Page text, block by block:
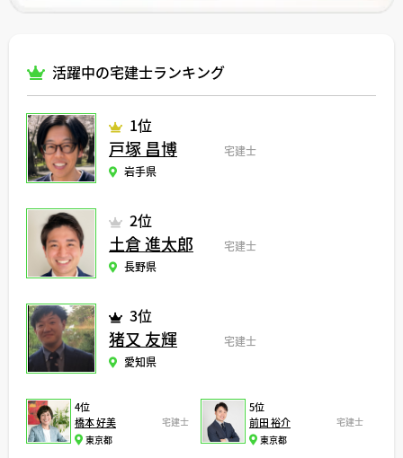
活躍中の宅建士ランキング
1位
戸塚 昌博
宅建士
岩手県
2位
土倉 進太郎
宅建士
長野県
3位
猪又 友輝
宅建士
愛知県
4位
橋本 好美
宅建士
東京都
5位
前田 裕介
宅建士
東京都